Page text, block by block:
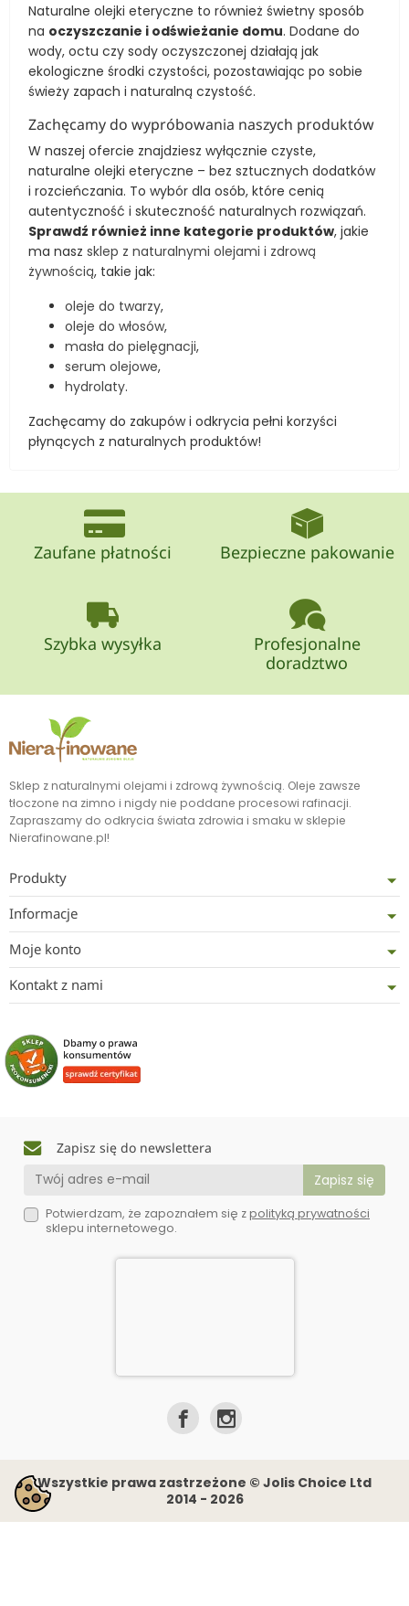
Naturalne olejki eteryczne to również świetny sposób
na oczyszczanie i odświeżanie domu. Dodane do
wody, octu czy sody oczyszczonej działają jak
ekologiczne środki czystości, pozostawiając po sobie
świeży zapach i naturalną czystość.
Zachęcamy do wypróbowania naszych produktów
W naszej ofercie znajdziesz wyłącznie czyste,
naturalne olejki eteryczne – bez sztucznych dodatków
i rozcieńczania. To wybór dla osób, które cenią
autentyczność i skuteczność naturalnych rozwiązań.
Sprawdź również inne kategorie produktów, jakie
ma nasz sklep z naturalnymi olejami i zdrową
żywnością, takie jak:
oleje do twarzy,
oleje do włosów,
masła do pielęgnacji,
serum olejowe,
hydrolaty.
Zachęcamy do zakupów i odkrycia pełni korzyści
płynących z naturalnych produktów!
Zaufane płatności Bezpieczne pakowanie
Szybka wysyłka
Profesjonalne
doradztwo
Sklep z naturalnymi olejami i zdrową żywnością. Oleje zawsze
tłoczone na zimno i nigdy nie poddane procesowi rafinacji.
Zapraszamy do odkrycia świata zdrowia i smaku w sklepie
Nierafinowane.pl!
Produkty
Informacje
Moje konto
Kontakt z nami
Zapisz się do newslettera
Potwierdzam, że zapoznałem się zpolityką prywatności
sklepu internetowego.
Wszystkie prawa zastrzeżone © Jolis Choice Ltd
2014 - 2026